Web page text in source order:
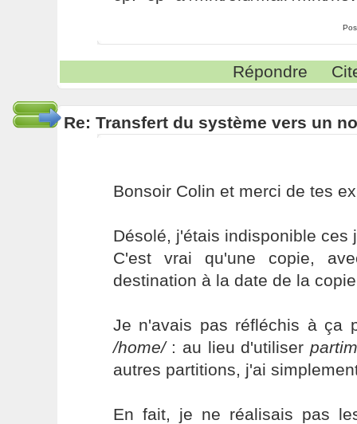
Répondre
Re: Transfert du système vers un
Bonsoir Colin et merci de tes
Désolé, j'étais indisponible ces
C'est vrai qu'une copie,
destination à la date de la
Je n'avais pas réfléchis à ça
/home/: au lieu d'utiliser
autres partitions, j'ai
En fait, je ne réalisais pas